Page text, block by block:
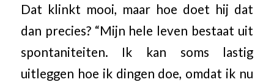
Dat klinkt mooi, maar hoe doet hij dat
dan precies? “Mijn hele leven bestaat uit
spontaniteiten. Ik kan soms lastig
uitleggen hoe ik dingen doe, omdat ik nu